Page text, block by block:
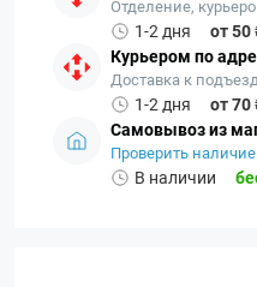
Отделение,
1-2 дня
от 50
Курьером по
Доставка к
1-2 дня
от 70
Самовывоз из
Проверить
В наличии